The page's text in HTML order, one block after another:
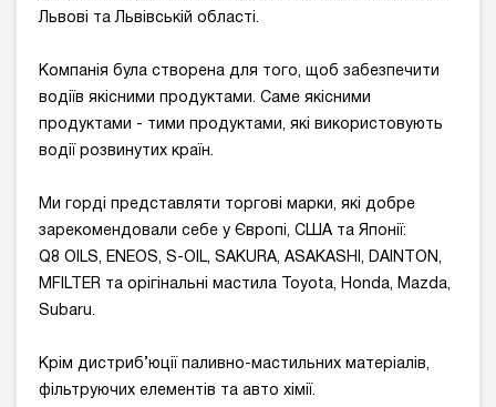
Львові та Львівській області.
Компанія була створена для того, щоб забезпечити
водіїв якісними продуктами. Саме якісними
продуктами - тими продуктами, які використовують
водії розвинутих країн.
Ми горді представляти торгові марки, які добре
зарекомендовали себе у Європі, США та Японії:
Q8 OILS, ENEOS, S-OIL, SAKURA, ASAKASHI, DAINTON,
MFILTER та орігінальні мастила Toyota, Honda, Mazda,
Subaru.
Kрім дистриб’юції паливно-мастильних матеріалів,
фільтруючих елементів та авто хімії.